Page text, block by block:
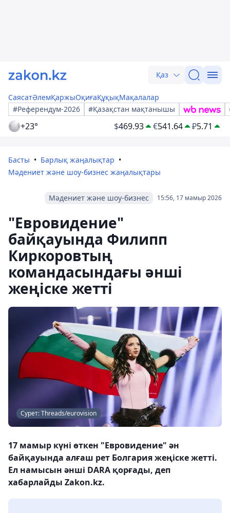
Қаз
СаясатӘлемҚаржыОқиғаҚұқықМақалалар
#Референдум-2026
#Қазақстан мақтанышы
+23° $469.93 €541.64 ₽5.71
Басты
Барлық жаңалықтар
Мәдениет және шоу-бизнес жаңалықтары
15:56, 17 мамыр 2026
Мәдениет және шоу-бизнес
"Евровидение"
байқауында Филипп
Киркоровтың
командасындағы әнші
жеңіске жетті
Сурет: Threads/eurovision
17 мамыр күні өткен "Евровидение" ән
байқауында алғаш рет Болгария жеңіске жетті.
Ел намысын әнші DARA қорғады, деп
хабарлайды Zakon.kz.